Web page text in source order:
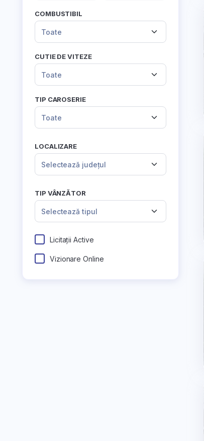
COMBUSTIBIL
Toate
CUTIE DE VITEZE
Toate
TIP CAROSERIE
Toate
LOCALIZARE
Selectează județul
TIP VÂNZĂTOR
Selectează tipul
Licitații Active
Vizionare Online